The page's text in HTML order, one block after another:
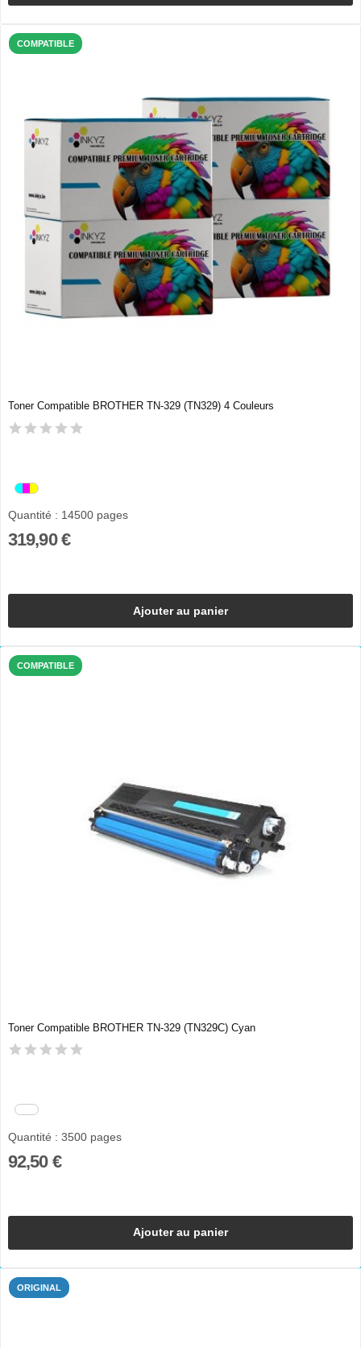
COMPATIBLE
Toner Compatible BROTHER TN-329 (TN329) 4 Couleurs
Quantité : 14500 pages
319,90 €
Ajouter au panier
COMPATIBLE
Toner Compatible BROTHER TN-329 (TN329C) Cyan
Quantité : 3500 pages
92,50 €
Ajouter au panier
ORIGINAL